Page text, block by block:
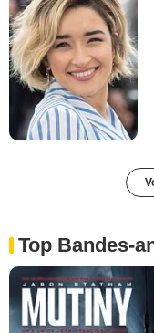
Top Bandes-